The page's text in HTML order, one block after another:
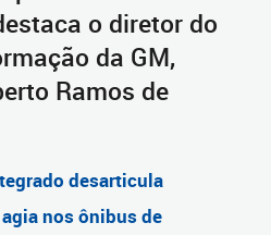
o diretor do
da GM,
Ramos de
desarticula
nos ônibus de